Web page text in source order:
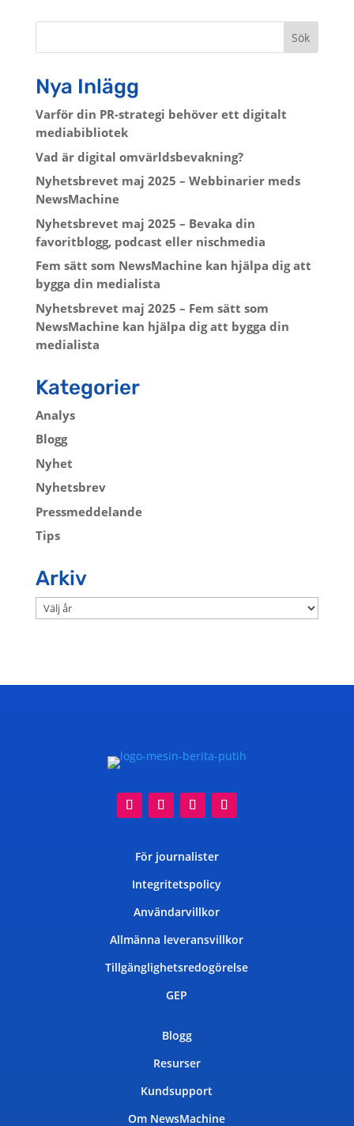
Sök
Nya Inlägg
Varför din PR-strategi behöver ett digitalt
mediabibliotek
Vad är digital omvärldsbevakning?
Nyhetsbrevet maj 2025 – Webbinarier meds
NewsMachine
Nyhetsbrevet maj 2025 – Bevaka din
favoritblogg, podcast eller nischmedia
Fem sätt som NewsMachine kan hjälpa dig att
bygga din medialista
Nyhetsbrevet maj 2025 – Fem sätt som
NewsMachine kan hjälpa dig att bygga din
medialista
Kategorier
Analys
Blogg
Nyhet
Nyhetsbrev
Pressmeddelande
Tips
Arkiv
Arkiv
För journalister
Integritetspolicy
Användarvillkor
Allmänna leveransvillkor
Tillgänglighetsredogörelse
GEP
Blogg
Resurser
Kundsupport
Om NewsMachine